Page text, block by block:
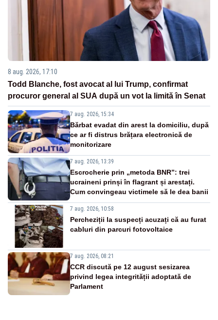
8 aug. 2026, 17:10
Todd Blanche, fost avocat al lui Trump, confirmat
procuror general al SUA după un vot la limită în Senat
7 aug. 2026, 15:34
Bărbat evadat din arest la domiciliu, după
ce ar fi distrus brățara electronică de
monitorizare
7 aug. 2026, 13:39
Escrocherie prin „metoda BNR”: trei
ucraineni prinși în flagrant și arestați.
Cum convingeau victimele să le dea banii
7 aug. 2026, 10:58
Percheziții la suspecți acuzați că au furat
cabluri din parcuri fotovoltaice
7 aug. 2026, 08:21
CCR discută pe 12 august sesizarea
privind legea integrității adoptată de
Parlament